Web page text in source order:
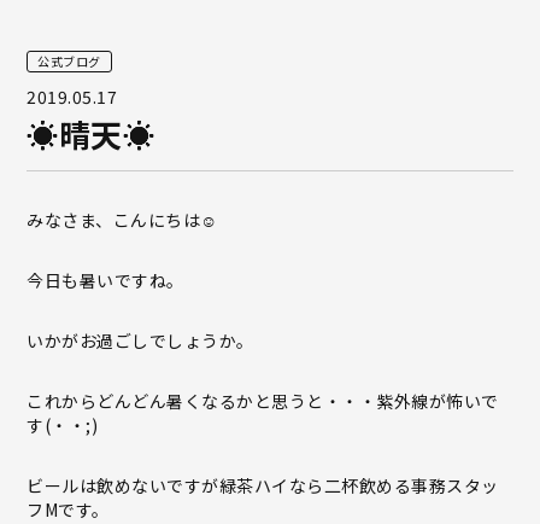
公式ブログ
2019.05.17
☀晴天☀
みなさま、こんにちは☺
今日も暑いですね。
いかがお過ごしでしょうか。
これからどんどん暑くなるかと思うと・・・紫外線が怖いで
す(・・;)
ビールは飲めないですが緑茶ハイなら二杯飲める事務スタッ
フMです。